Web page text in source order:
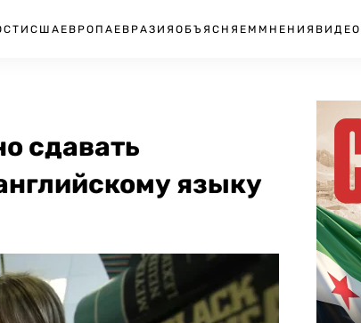
США ЕВРОПА ЕВРАЗИЯ ОБЪЯСНЯЕМ МНЕНИЯ ВИДЕО
сдавать
языку